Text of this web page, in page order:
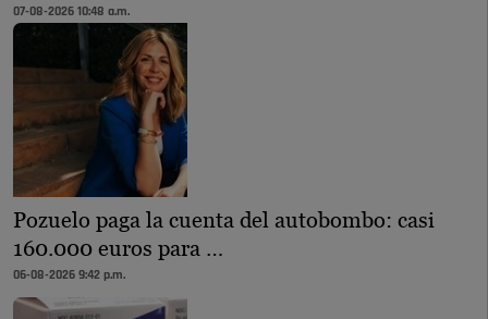
07-08-2026 10:48 a.m.
Pozuelo paga la cuenta del autobombo: casi
160.000 euros para …
06-08-2026 9:42 p.m.